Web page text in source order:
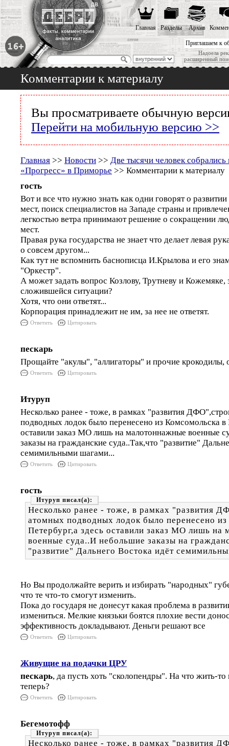
Приглашаем к
Надоела
расширенный
Главная Разделы Архив
Комментарии к материалу
Вы просматриваете обычную
Перейти на мобильную версию >>
Главная >> Новости >> Две тысячи человек собрались
«Прогресс» в Приморье >> Комментарии к материалу
гость
Вот и все что нужно знать как одни говорят о
мест, поиск специалистов на Западе страны и
легкостью ветра принимают решение о сокращении
мест.
Правая рука государства не знает что делает левая
о совсем другом...
Как тут не вспомнить баснописца И.Крылова и его
"Оркестр".
А может задать вопрос Козлову, Трутневу и Кожемяке,
сложившейся ситуации?
Хотя, что они ответят...
Корпорация принадлежит не им, за нее не ответят.
Ответить Цитировать
пескарь
Прощайте "акулы", "аллигаторы" и прочие крокодилы,
Ответить Цитировать
Итуруп
Несколько ранее - тоже, в рамках "развития
подводных лодок было перенесено из Комсомольска в
оставили заказ МО лишь на малотоннажные военные
заказы на гражданские суда..Так,что "развитие"
семимильными шагами...
Ответить Цитировать
гость
Итуруп
Несколько ранее - тоже, в рамках "развития
атомных подводных лодок было перенесено
Петербург,а здесь оставили заказ МО лишь на
военные суда..И небольшие заказы на
"развитие" Дальнего Востока идёт
Но Вы продолжайте верить и избирать "народных"
что те что-то смогут изменить.
Пока до государя не донесут какая проблема в
измениться. Мелкие князьки боятся плохие вести
эффективность докладывают. Деньги решают все
Ответить Цитировать
Живущие на подачки ЦРУ
пескарь, да пусть хоть "сколопендры". На что жить-
теперь?
Ответить Цитировать
Бегемотофф
Итуруп
Несколько ранее - тоже, в рамках "развития